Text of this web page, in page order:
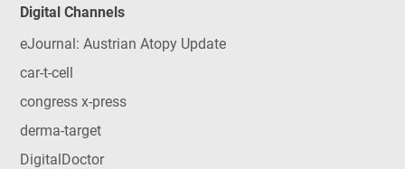
Digital Channels
eJournal: Austrian Atopy Update
car-t-cell
congress x-press
derma-target
DigitalDoctor